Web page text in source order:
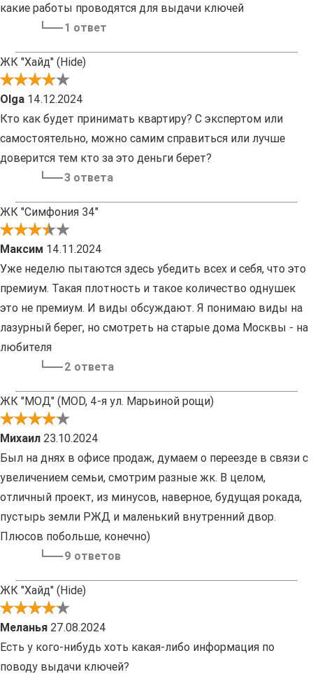
какие работы проводятся для выдачи ключей
1 ответ
ЖК "Хайд" (Hide)
Olga 14.12.2024
Кто как будет принимать квартиру? С экспертом или
самостоятельно, можно самим справиться или лучше
доверится тем кто за это деньги берет?
3 ответа
ЖК "Симфония 34"
Максим 14.11.2024
Уже неделю пытаются здесь убедить всех и себя, что это
премиум. Такая плотность и такое количество однушек
это не премиум. И виды обсуждают. Я понимаю виды на
лазурный берег, но смотреть на старые дома Москвы - на
любителя
2 ответа
ЖК "МОД" (MOD, 4-я ул. Марьиной рощи)
Михаил 23.10.2024
Был на днях в офисе продаж, думаем о переезде в связи с
увеличением семьи, смотрим разные жк. В целом,
отличный проект, из минусов, наверное, будущая рокада,
пустырь земли РЖД и маленький внутренний двор.
Плюсов побольше, конечно)
9 ответов
ЖК "Хайд" (Hide)
Меланья 27.08.2024
Есть у кого-нибудь хоть какая-либо информация по
поводу выдачи ключей?